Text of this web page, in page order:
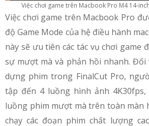
Việc chơi game trên Macbook Pro M4 14-
Việc chơi game trên Macbook Pro
độ Game Mode của hệ điều hành
này sẽ ưu tiên các tác vụ chơi game
sự mượt mà và phản hồi nhanh. Đối
dựng phim trong FinalCut Pro,
tập đến 4 luồng hình ảnh 4K30fps,
luồng phim mượt mà trên toàn màn
chạy các đoạn phim chất lượng